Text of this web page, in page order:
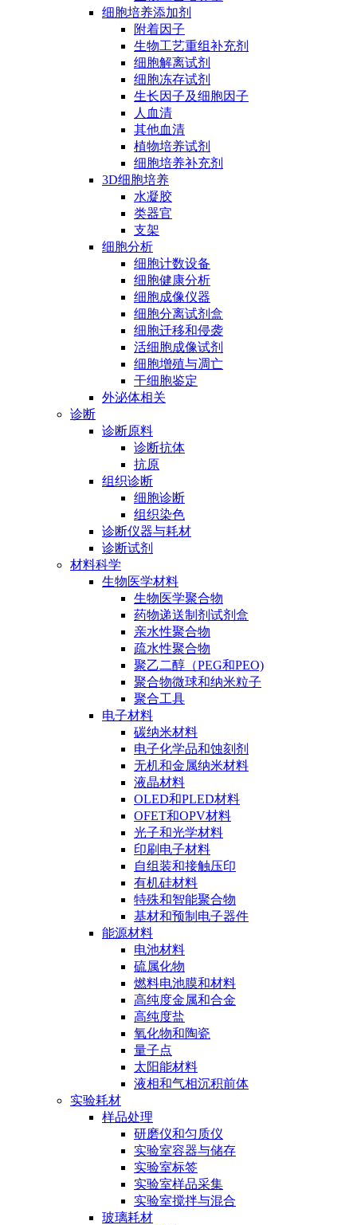
细胞培养添加剂
附着因子
生物工艺重组补充剂
细胞解离试剂
细胞冻存试剂
生长因子及细胞因子
人血清
其他血清
植物培养试剂
细胞培养补充剂
3D细胞培养
水凝胶
类器官
支架
细胞分析
细胞计数设备
细胞健康分析
细胞成像仪器
细胞分离试剂盒
细胞迁移和侵袭
活细胞成像试剂
细胞增殖与凋亡
干细胞鉴定
外泌体相关
诊断
诊断原料
诊断抗体
抗原
组织诊断
细胞诊断
组织染色
诊断仪器与耗材
诊断试剂
材料科学
生物医学材料
生物医学聚合物
药物递送制剂试剂盒
亲水性聚合物
疏水性聚合物
聚乙二醇（PEG和PEO)
聚合物微球和纳米粒子
聚合工具
电子材料
碳纳米材料
电子化学品和蚀刻剂
无机和金属纳米材料
液晶材料
OLED和PLED材料
OFET和OPV材料
光子和光学材料
印刷电子材料
自组装和接触压印
有机硅材料
特殊和智能聚合物
基材和预制电子器件
能源材料
电池材料
硫属化物
燃料电池膜和材料
高纯度金属和合金
高纯度盐
氧化物和陶瓷
量子点
太阳能材料
液相和气相沉积前体
实验耗材
样品处理
研磨仪和匀质仪
实验室容器与储存
实验室标签
实验室样品采集
实验室搅拌与混合
玻璃耗材